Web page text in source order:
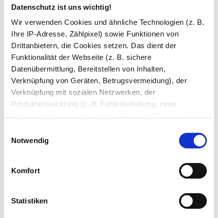
Datenschutz ist uns wichtig!
Wir verwenden Cookies und ähnliche Technologien (z. B.
Ihre IP-Adresse, Zählpixel) sowie Funktionen von
Drittanbietern, die Cookies setzen. Das dient der
Funktionalität der Webseite (z. B. sichere
Datenübermittlung, Bereitstellen von Inhalten,
Verknüpfung von Geräten, Betrugsvermeidung), der
Verknüpfung mit sozialen Netzwerken, der
Produktentwicklung (z. B. Fehlerbehebung, neue
(z. B. Ladezeiten, personalisierte Inhalte,
Bereitstellung und Messen von Anzeigen, personalisierte
Anzeigen, Retargeting).
Die Einzelheiten können Sie unter Datenschutz
nachlesen. Über den Link "Cookies" am Seitenende
Notwendig
Komfort
Statistiken
Siebdruck Platte Sieb/Film BFU
✓Auf den Millimeter genau
Siebdruckplatte 24mm
✓Wasserfest (BFU-Qualität)
ab16,29 €
Exklusives Angebot!
Hier versteckt sich ein exklusiver Rabatt